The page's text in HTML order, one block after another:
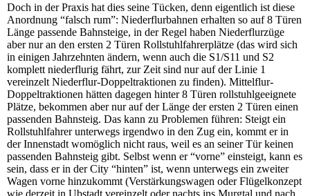
Doch in der Praxis hat dies seine Tücken, denn eigentlich ist diese
Anordnung “falsch rum”: Niederflurbahnen erhalten so auf 8 Türen
Länge passende Bahnsteige, in der Regel haben Niederflurzüge
aber nur an den ersten 2 Türen Rollstuhlfahrerplätze (das wird sich
in einigen Jahrzehnten ändern, wenn auch die S1/S11 und S2
komplett niederflurig fährt, zur Zeit sind nur auf der Linie 1
vereinzelt Niederflur-Doppeltraktionen zu finden). Mittelflur-
Doppeltraktionen hätten dagegen hinter 8 Türen rollstuhlgeeignete
Plätze, bekommen aber nur auf der Länge der ersten 2 Türen einen
passenden Bahnsteig. Das kann zu Problemen führen: Steigt ein
Rollstuhlfahrer unterwegs irgendwo in den Zug ein, kommt er in
der Innenstadt womöglich nicht raus, weil es an seiner Tür keinen
passenden Bahnsteig gibt. Selbst wenn er “vorne” einsteigt, kann es
sein, dass er in der City “hinten” ist, wenn unterwegs ein zweiter
Wagen vorne hinzukommt (Verstärkungswagen oder Flügelkonzept
wie derzeit in Ubstadt vereinzelt oder nachts ins Murgtal und nach